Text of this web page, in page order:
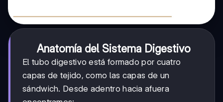
Anatomía del Sistema Digestivo
El tubo digestivo está formado por cuatro
capas de tejido, como las capas de un
sándwich. Desde adentro hacia afuera